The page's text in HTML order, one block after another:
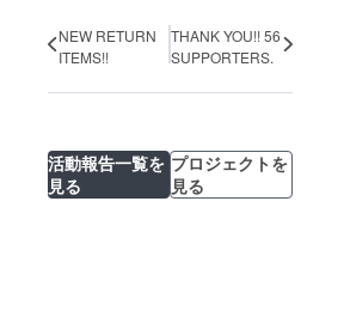
NEW RETURN
ITEMS!!
THANK YOU!! 56
SUPPORTERS.
活動報告一覧を
見る
プロジェクトを
見る